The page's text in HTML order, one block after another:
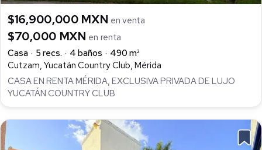
$16,900,000 MXN en venta
$70,000 MXN en renta
Casa
5 recs. 4 baños
490 m²
Cutzam, Yucatán Country Club, Mérida
CASA EN RENTA MÉRIDA, EXCLUSIVA PRIVADA DE LUJO
YUCATÁN COUNTRY CLUB